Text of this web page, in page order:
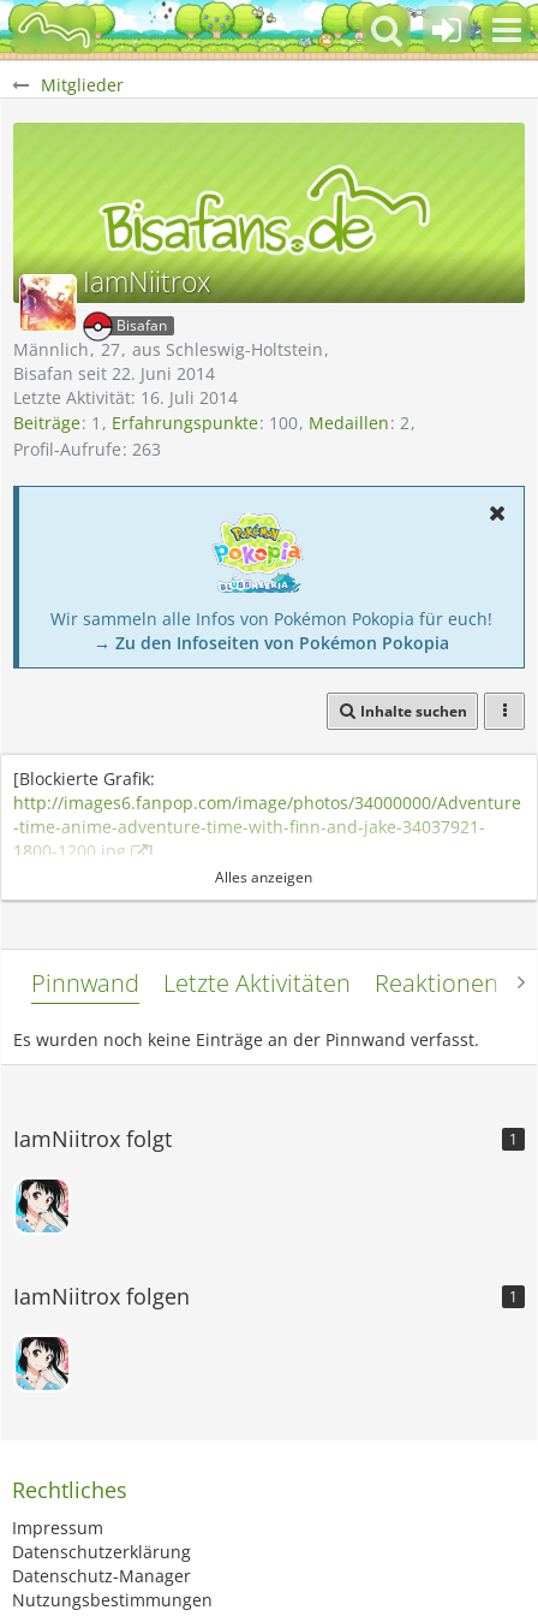
Mitglieder
IamNiitrox
Bisafan
Männlich 27 aus Schleswig-Holtstein
Bisafan seit 22. Juni 2014
Letzte Aktivität: 16. Juli 2014
Beiträge 1 Erfahrungspunkte 100 Medaillen 2
Profil-Aufrufe 263
Wir sammeln alle Infos von Pokémon Pokopia für euch!
→ Zu den Infoseiten von Pokémon Pokopia
Inhalte suchen
[Blockierte Grafik:
http://images6.fanpop.com/image/photos/34000000/Adventure
-time-anime-adventure-time-with-finn-and-jake-34037921-
1800-1200.jpg
]
Hallo mein Name ist Justin und
willkommen auf meinem Bisaboard
Profil :3
Alles anzeigen
Pinnwand Letzte Aktivitäten Reaktionen
Es wurden noch keine Einträge an der Pinnwand verfasst.
IamNiitrox folgt 1
IamNiitrox folgen 1
Rechtliches
Impressum
Datenschutzerklärung
Datenschutz-Manager
Nutzungsbestimmungen